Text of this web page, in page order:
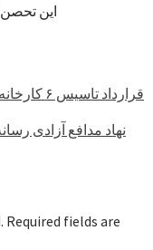
این تحصن
Required fields are